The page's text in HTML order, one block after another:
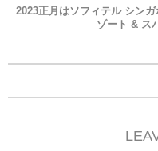
2023正月はソフィテル シン
ゾート & ス